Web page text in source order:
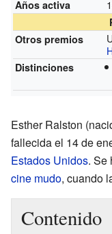
Años activa
Otros premios
Distinciones
Esther Ralston
fallecida el 14 de
Estados Unidos. Se
cine mudo, cuando
Contenido